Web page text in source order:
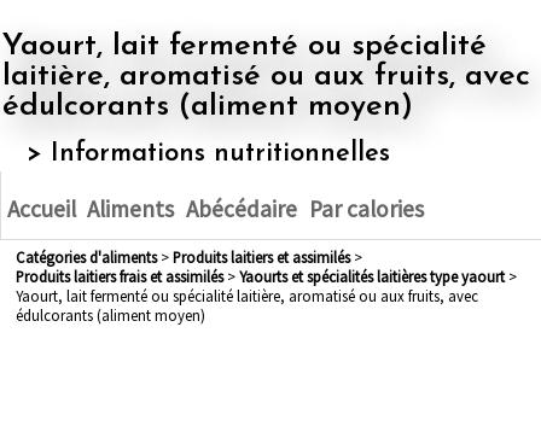
Yaourt, lait fermenté ou spécialité
laitière, aromatisé ou aux fruits, avec
édulcorants (aliment moyen)
> Informations nutritionnelles
Accueil Aliments Abécédaire Par calories
Catégories d'aliments> produits laitiers et assimilés>
produits laitiers frais et assimilés> yaourts et spécialités laitières type yaourt>
Yaourt, lait fermenté ou spécialité laitière, aromatisé ou aux fruits, avec
édulcorants (aliment moyen)